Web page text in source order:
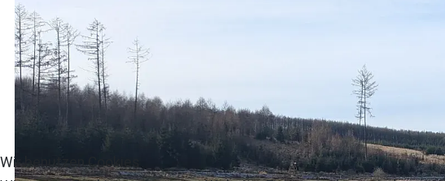
Wir benutzen Cookies